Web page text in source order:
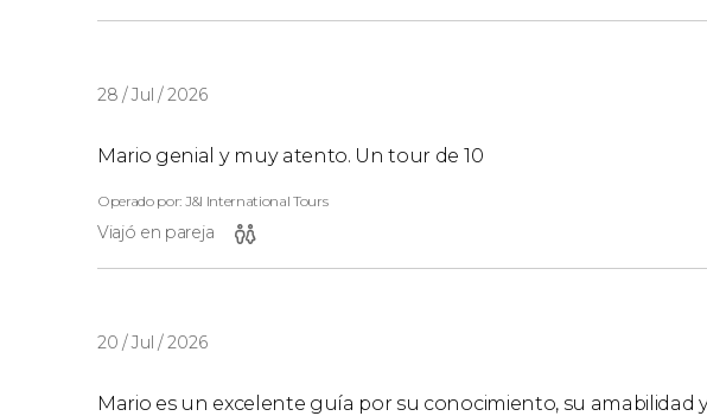
28 / Jul / 2026
Mario genial y muy atento. Un tour de 10
Operado por: J&l International Tours
Viajó en pareja
20 / Jul / 2026
Mario es un excelente guía por su conocimiento, su amabilidad